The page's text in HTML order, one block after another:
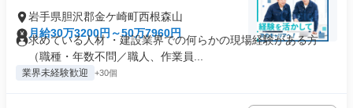
岩手県胆沢郡金ケ崎町西根森山
月給30万3200円～50万7960円
求めている人材 ・建設業界での何らかの現場経験がある方
（職種・年数不問／職人、作業員...
業界未経験歓迎 +30個